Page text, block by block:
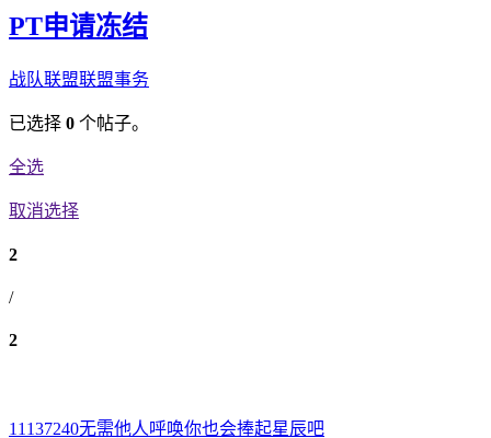
PT申请冻结
战队联盟联盟事务
已选择 0 个帖子。
全选
取消选择
2
/
2
11137240无需他人呼唤你也会捧起星辰吧